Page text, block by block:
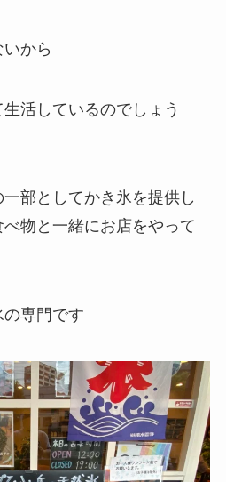
から
活しているのでしょう
部としてかき氷を提供し
物と一緒にお店をやって
専門です